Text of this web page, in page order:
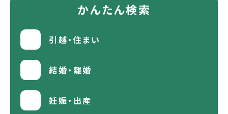
かんたん検索
引越・住まい
結婚・離婚
妊娠・出産